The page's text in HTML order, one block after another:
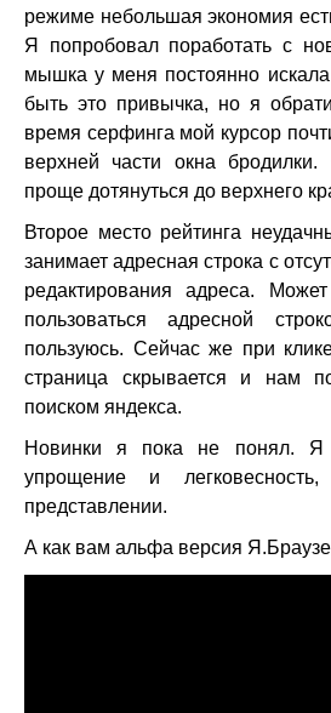
режиме небольшая экономия
Я попробовал поработать с
мышка у меня постоянно
быть это привычка, но я
время серфинга мой курсор
верхней части окна
проще дотянуться до верхнего
Второе место рейтинга
занимает адресная строка с
редактирования адреса.
пользоваться адресной
пользуюсь. Сейчас же при
страница скрывается и нам
поиском яндекса.
Новинки я пока не понял. Я
упрощение и
представлении.
А как вам альфа версия